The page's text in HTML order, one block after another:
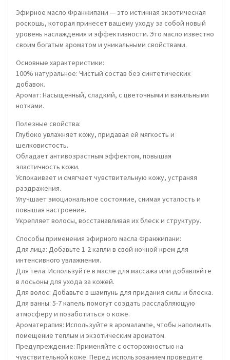
Эфирное масло Франжипани — это истинная экзотическая
роскошь, которая принесет вашему уходу за собой новый
уровень наслаждения и эффективности. Это масло известно
своим богатым ароматом и уникальными свойствами.
Основные характеристики:
100% натуральное: Чистый состав без синтетических
добавок.
Аромат: Насыщенный, сладкий, с цветочными и ванильными
нотками.
Полезные свойства:
Глубоко увлажняет кожу, придавая ей мягкость и
шелковистость.
Обладает антивозрастным эффектом, повышая
эластичность кожи.
Успокаивает и смягчает чувствительную кожу, устраняя
раздражения.
Улучшает эмоциональное состояние, снимая усталость и
повышая настроение.
Укрепляет волосы, восстанавливая их блеск и структуру.
Способы применения эфирного масла Франжипани:
Для лица: Добавьте 1-2 капли в свой ночной крем для
интенсивного увлажнения.
Для тела: Используйте в масле для массажа или добавляйте
в лосьоны для ухода за кожей.
Для волос: Добавьте в шампунь для придания силы и блеска.
Для ванны: 5-7 капель помогут создать расслабляющую
атмосферу и позаботиться о коже.
Ароматерапия: Используйте в аромалампе, чтобы наполнить
помещение теплым и экзотическим ароматом.
Предупреждение: Применяйте с осторожностью на
чувствительной коже. Перед использованием проведите